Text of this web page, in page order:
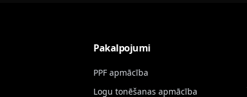
Pakalpojumi
PPF apmācība
Logu tonēšanas apmācība